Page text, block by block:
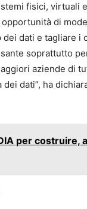
fisici, virtuali
di
dei dati e tagliare i
soprattutto
aziende di
dati”, ha
per costruire,